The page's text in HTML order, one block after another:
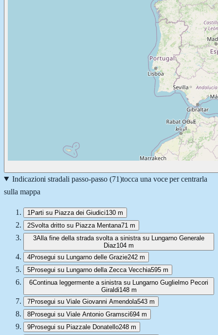
Indicazioni stradali passo-passo (71)tocca una voce per centrarla
sulla mappa
1 Parti su Piazza dei Giudici130 m
2Svolta dritto su Piazza Mentana71 m
3Alla fine della strada svolta a sinistra su Lungarno Generale
Diaz104 m
4Prosegui su Lungarno delle Grazie242 m
5Prosegui su Lungarno della Zecca Vecchia595 m
6Continua leggermente a sinistra su Lungarno Guglielmo Pecori
Giraldi148 m
7Prosegui su Viale Giovanni Amendola543 m
8Prosegui su Viale Antonio Gramsci694 m
9Prosegui su Piazzale Donatello248 m